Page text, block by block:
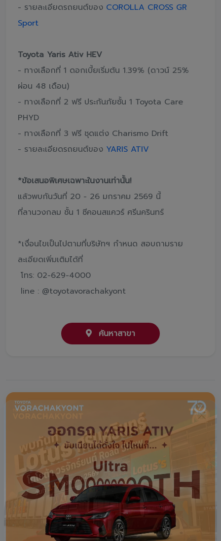
- รายละเอียดรถยนต์ของ COROLLA CROSS GR
Sport
Toyota Yaris Ativ HEV
- ทางเลือกที่ 1 ดอกเบี้ยเริ่มต้น 1.39% (ดาวน์ 25%
ผ่อน 48 เดือน)
- ทางเลือกที่ 2 ฟรี ประกันภัยชั้น 1 Toyota Care
PHYD
- ทางเลือกที่ 3 ฟรี ชุดแต่ง Charismo Drift
- รายละเอียดรถยนต์ของ YARIS ATIV
*ข้อเสนอพิเศษเฉพาะในงานเท่านั้น!
แล้วพบกันวันที่ 20 - 26 มกราคม 2569 นี้
ที่ลานวงกลม ชั้น 1 ซีคอนสแควร์ ศรีนครินทร์
*เงื่อนไขเป็นไปตามที่บริษัทฯ กําหนด สอบถามราย
ละเอียดเพิ่มเติมได้ที่
โทร: 02-629-4000
line : @toyotavorachakyont
ค้นหาสาขา